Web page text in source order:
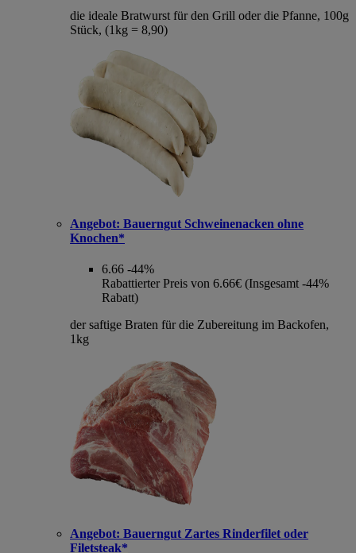
die ideale Bratwurst für den Grill oder die Pfanne, 100g
Stück, (1kg = 8,90)
Angebot: Bauerngut Schweinenacken ohne
Knochen*
6.66 -44%
Rabattierter Preis von 6.66€ (Insgesamt -44%
Rabatt)
der saftige Braten für die Zubereitung im Backofen,
1kg
Angebot: Bauerngut Zartes Rinderfilet oder
Filetsteak*